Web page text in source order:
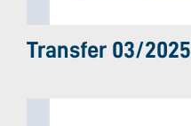
Transfer 03/2025